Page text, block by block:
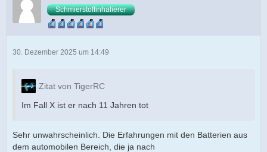
Schmierstoffinhalierer
30. Dezember 2025 um 14:49
Zitat von TigerRC
Im Fall X ist er nach 11 Jahren tot
Sehr unwahrscheinlich. Die Erfahrungen mit den Batterien aus
dem automobilen Bereich, die ja nach